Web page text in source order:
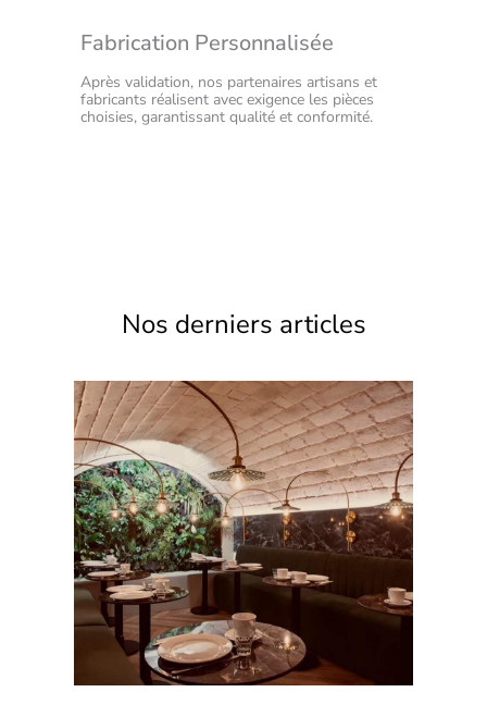
Fabrication Personnalisée
Après validation, nos partenaires artisans et
fabricants réalisent avec exigence les pièces
choisies, garantissant qualité et conformité.
Nos derniers articles